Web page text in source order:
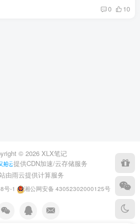
0 10
© 2026 XLX笔记
提供CDN加速/云存储服务
由雨云提供计算服务
号-1 湘公网安备 43052302000125号